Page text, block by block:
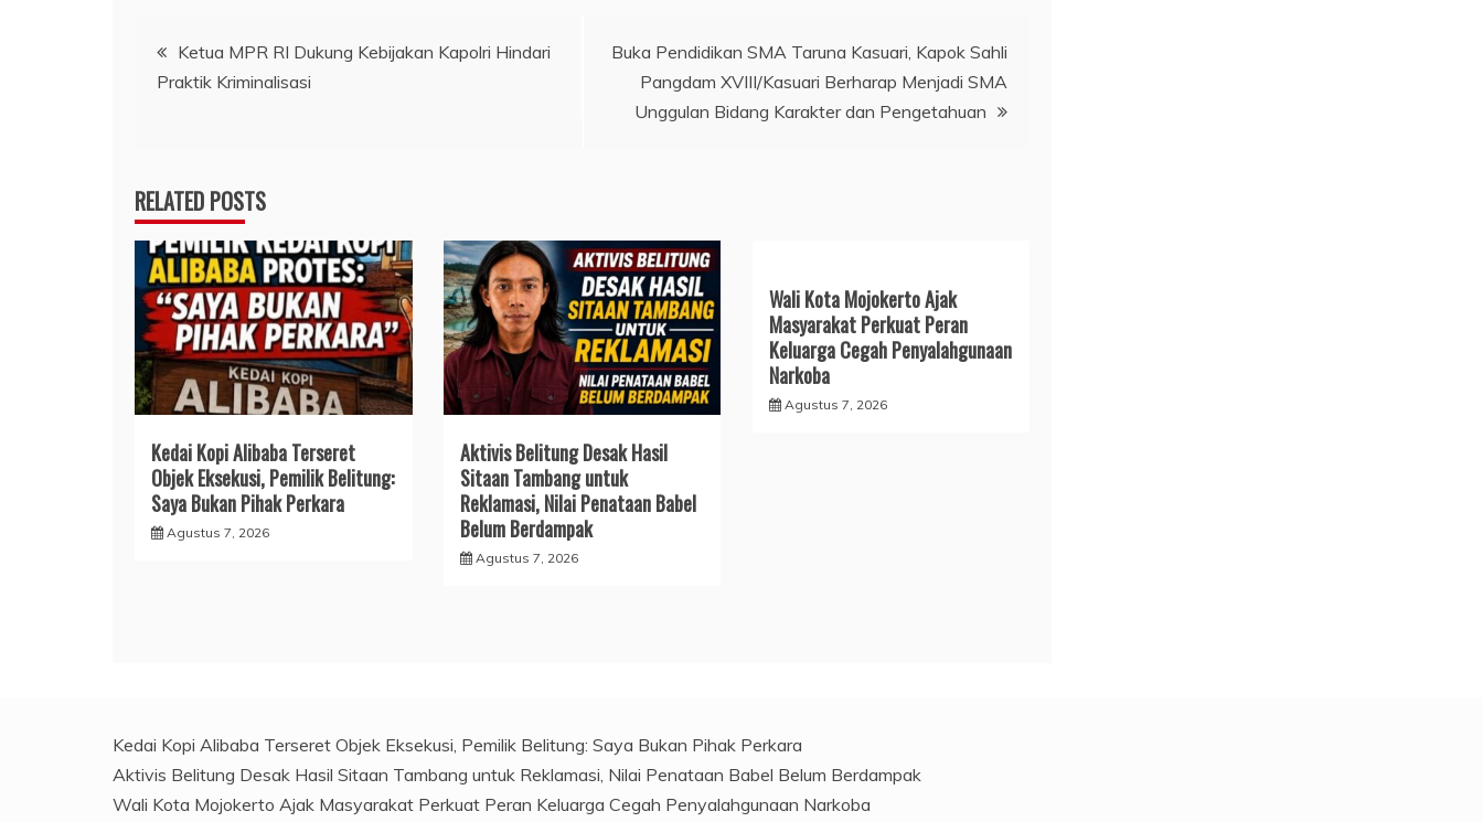
Navigasi
pos
Ketua MPR RI Dukung Kebijakan Kapolri Hindari
Praktik Kriminalisasi
Buka Pendidikan SMA Taruna Kasuari, Kapok Sahli
Pangdam XVIII/Kasuari Berharap Menjadi SMA
Unggulan Bidang Karakter dan Pengetahuan
RELATED POSTS
Kedai Kopi Alibaba Terseret
Objek Eksekusi, Pemilik Belitung:
Saya Bukan Pihak Perkara
Agustus 7, 2026
Aktivis Belitung Desak Hasil
Sitaan Tambang untuk
Reklamasi, Nilai Penataan Babel
Belum Berdampak
Agustus 7, 2026
Wali Kota Mojokerto Ajak
Masyarakat Perkuat Peran
Keluarga Cegah Penyalahgunaan
Narkoba
Agustus 7, 2026
Kedai Kopi Alibaba Terseret Objek Eksekusi, Pemilik Belitung: Saya Bukan Pihak Perkara
Aktivis Belitung Desak Hasil Sitaan Tambang untuk Reklamasi, Nilai Penataan Babel Belum Berdampak
Wali Kota Mojokerto Ajak Masyarakat Perkuat Peran Keluarga Cegah Penyalahgunaan Narkoba